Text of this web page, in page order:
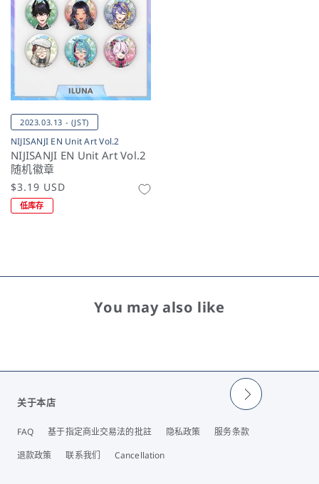
2023.03.13 - (JST)
NIJISANJI EN Unit Art Vol.2
NIJISANJI EN Unit Art Vol.2
随机徽章
常
规
价
$3.19 USD
低库存
You may also like
关于本店
FAQ 基于指定商业交易法的批註 隐私政策
服务条款
退款政策
联系我们 Cancellation